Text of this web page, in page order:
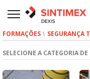
FORMAÇÕES SEGURANÇA
SELECIONE A CATEGORIA